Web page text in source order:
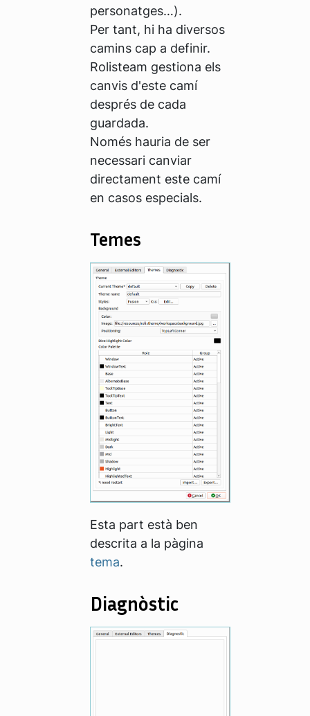
personatges…).
Per tant, hi ha diversos
camins cap a definir.
Rolisteam gestiona els
canvis d'este camí
després de cada
guardada.
Només hauria de ser
necessari canviar
directament este camí
en casos especials.
Temes
Esta part està ben
descrita a la pàgina
tema.
Diagnòstic